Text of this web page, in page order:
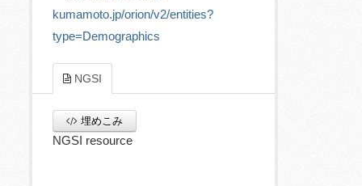
kumamoto.jp/orion/v2/entities?
type=Demographics
NGSI
埋めこみ
NGSI resource